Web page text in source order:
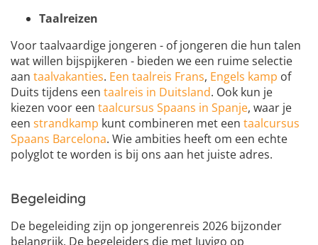
Taalreizen
Voor taalvaardige jongeren - of jongeren die hun talen
wat willen bijspijkeren - bieden we een ruime selectie
aan taalvakanties. Een taalreis Frans, Engels kamp of
Duits tijdens een taalreis in Duitsland. Ook kun je
kiezen voor een taalcursus Spaans in Spanje, waar je
een strandkamp kunt combineren met een taalcursus
Spaans Barcelona. Wie ambities heeft om een echte
polyglot te worden is bij ons aan het juiste adres.
Begeleiding
De begeleiding zijn op jongerenreis 2026 bijzonder
belangrijk. De begeleiders die met Juvigo op